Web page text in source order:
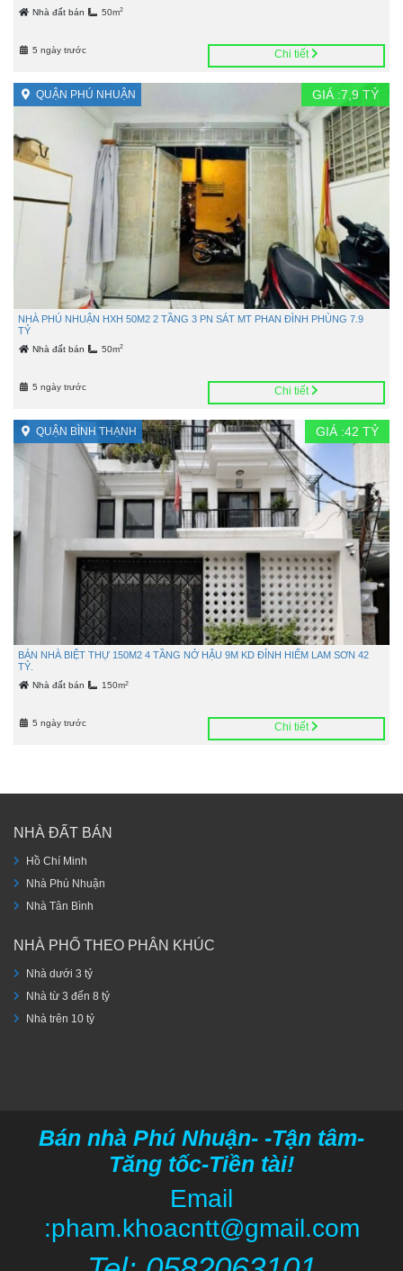
Nhà đất bán 50m2
5 ngày trước Chi tiết
QUẬN PHÚ NHUẬN GIÁ :7,9 TỶ
NHÀ PHÚ NHUẬN HXH 50M2 2 TẦNG 3 PN SÁT MT PHAN ĐÌNH PHÙNG 7.9
TỶ
Nhà đất bán 50m2
5 ngày trước Chi tiết
QUẬN BÌNH THẠNH GIÁ :42 TỶ
BÁN NHÀ BIỆT THỰ 150M2 4 TẦNG NỞ HẬU 9M KD ĐỈNH HIẾM LAM SƠN 42
TỶ.
Nhà đất bán 150m2
5 ngày trước Chi tiết
NHÀ ĐẤT BÁN
Hồ Chí Minh
Nhà Phú Nhuận
Nhà Tân Bình
NHÀ PHỐ THEO PHÂN KHÚC
Nhà dưới 3 tỷ
Nhà từ 3 đến 8 tỷ
Nhà trên 10 tỷ
Bán nhà Phú Nhuận- -Tận tâm-
Tăng tốc-Tiền tài!
Email
:pham.khoacntt@gmail.com